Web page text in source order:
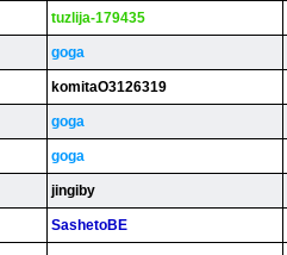
tuzlija-179435
goga
komitaO3126319
goga
goga
jingiby
SashetoBE